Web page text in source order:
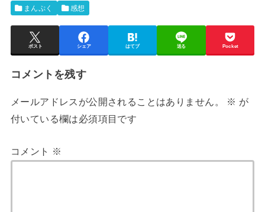
まんぷく 感想
ポスト シェア はてブ 送る Pocket
コメントを残す
メールアドレスが公開されることはありません。 ※ が
付いている欄は必須項目です
コメント ※